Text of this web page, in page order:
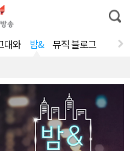
통
합
대와 밤& 뮤직 블로그